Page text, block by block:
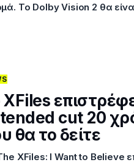
Το Dolby Vision 2 θα
XFiles
cut 20
θα το δείτε
XFiles: I Want to Believe